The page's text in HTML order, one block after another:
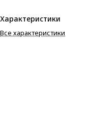
Характеристики
Все характеристики